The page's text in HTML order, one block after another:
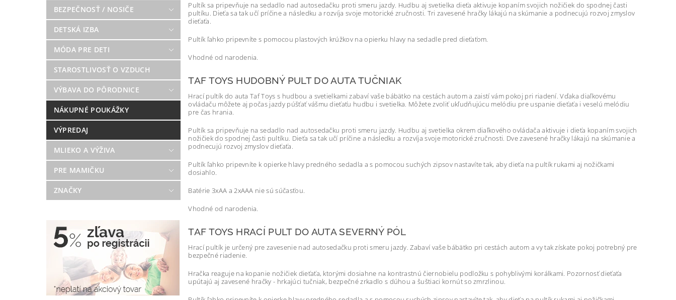
BEZPEČNOSŤ / NOSIČE
DETSKÁ IZBA
MÓDA PRE DETI
STAROSTLIVOSŤ O VZDUCH
VÝBAVA DO PÔRODNICE
NÁKUPNÉ POUKÁŽKY
VÝPREDAJ
MLIEKO A VÝŽIVA
PRE MAMIČKU
ZNAČKY
Pultík sa pripevňuje na sedadlo nad autosedačku proti smeru jazdy. Hudbu aj svetielka dieťa aktivuje kopaním svojich nožičiek do spodnej časti
pultíku. Dieťa sa tak učí príčine a následku a rozvíja svoje motorické zručnosti. Tri zavesené hračky lákajú na skúmanie a podnecujú rozvoj zmyslov
dieťaťa.
Pultík ľahko pripevníte s pomocou plastových krúžkov na opierku hlavy na sedadle pred dieťaťom.
Vhodné od narodenia.
TAF TOYS HUDOBNÝ PULT DO AUTA TUČNIAK
Hrací pultík do auta Taf Toys s hudbou a svetielkami zabaví vaše bábätko na cestách autom a zaistí vám pokoj pri riadení. Vďaka diaľkovému
ovládaču môžete aj počas jazdy púšťať vášmu dieťaťu hudbu i svetielka. Môžete zvoliť ukľudňujúcu melódiu pre uspanie dieťaťa i veselú melódiu
pre čas hrania.
Pultík sa pripevňuje na sedadlo nad autosedačku proti smeru jazdy. Hudbu aj svetielka okrem diaľkového ovládača aktivuje i dieťa kopaním svojich
nožičiek do spodnej časti pultíku. Dieťa sa tak učí príčine a následku a rozvíja svoje motorické zručnosti. Dve zavesené hračky lákajú na skúmanie a
podnecujú rozvoj zmyslov dieťaťa.
Pultík ľahko pripevníte k opierke hlavy predného sedadla a s pomocou suchých zipsov nastavíte tak, aby dieťa na pultík rukami aj nožičkami
dosiahlo.
Batérie 3xAA a 2xAAA nie sú súčasťou.
Vhodné od narodenia.
TAF TOYS HRACÍ PULT DO AUTA SEVERNÝ PÓL
Hrací pultík je určený pre zavesenie nad autosedačku proti smeru jazdy. Zabaví vaše bábätko pri cestách autom a vy tak získate pokoj potrebný pre
bezpečné riadenie.
Hračka reaguje na kopanie nožičiek dieťaťa, ktorými dosiahne na kontrastnú čiernobielu podložku s pohyblivými korálkami. Pozornosť dieťaťa
upútajú aj zavesené hračky - hrkajúci tučniak, bezpečné zrkadlo s dúhou a šuštiaci kornút so zmrzlinou.